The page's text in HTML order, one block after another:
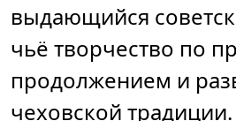
выдающийся
чьё творчество по
продолжением и
чеховской